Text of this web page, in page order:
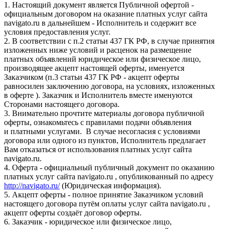
1. Настоящий документ является Публичной офертой -
официальным договором на оказание платных услуг сайта
navigato.ru в дальнейшем - Исполнитель и содержит все
условия предоставления услуг.
2. В соответствии с п.2 статьи 437 ГК РФ, в случае принятия
изложенных ниже условий и расценок на размещение
платных объявлений юридическое или физическое лицо,
производящее акцепт настоящей оферты, именуется
Заказчиком (п.3 статьи 437 ГК РФ - акцепт оферты
равносилен заключению договора, на условиях, изложенных
в оферте ). Заказчик и Исполнитель вместе именуются
Сторонами настоящего договора.
3. Внимательно прочтите материалы договора публичной
оферты, ознакомьтесь с правилами подачи объявления
и платными услугами. В случае несогласия с условиями
договора или одного из пунктов, Исполнитель предлагает
Вам отказаться от использования платных услуг сайта
navigato.ru.
4. Оферта - официальный публичный документ по оказанию
платных услуг сайта navigato.ru , опубликованный по адресу
http://navigato.ru/(Юридическая информация).
5. Акцепт оферты - полное принятие Заказчиком условий
настоящего договора путём оплаты услуг сайта navigato.ru ,
акцепт оферты создаёт договор оферты.
6. Заказчик - юридическое или физическое лицо,